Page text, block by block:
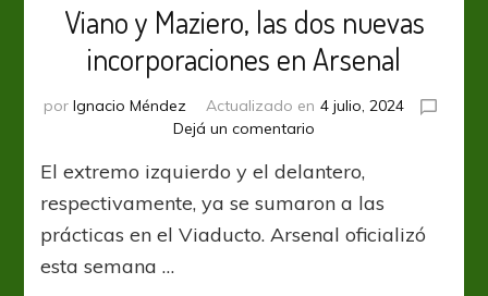
Viano y Maziero, las dos nuevas
incorporaciones en Arsenal
por Ignacio Méndez Actualizado en 4 julio, 2024
Dejá un comentario
y
Maziero,
dos
El extremo izquierdo y el delantero,
respectivamente, ya se sumaron a las
prácticas en el Viaducto. Arsenal oficializó
esta semana …